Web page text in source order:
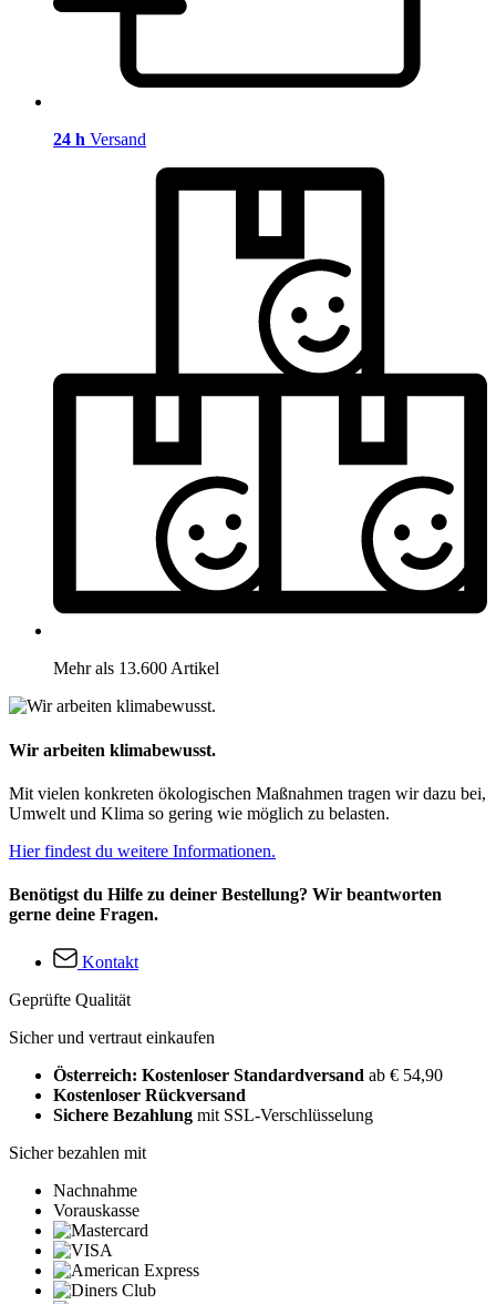
24 h Versand
Mehr als 13.600 Artikel
Wir arbeiten klimabewusst.
Mit vielen konkreten ökologischen Maßnahmen tragen wir dazu bei,
Umwelt und Klima so gering wie möglich zu belasten.
Hier findest du weitere Informationen.
Benötigst du Hilfe zu deiner Bestellung? Wir beantworten
gerne deine Fragen.
Kontakt
Geprüfte Qualität
Sicher und vertraut einkaufen
Österreich: Kostenloser Standardversand ab € 54,90
Kostenloser Rückversand
Sichere Bezahlung mit SSL-Verschlüsselung
Sicher bezahlen mit
Nachnahme
Vorauskasse